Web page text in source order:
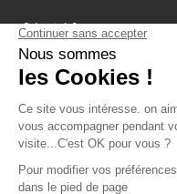
fiducial.fr
lyoncapitale.fr
olympique-et-
L'application